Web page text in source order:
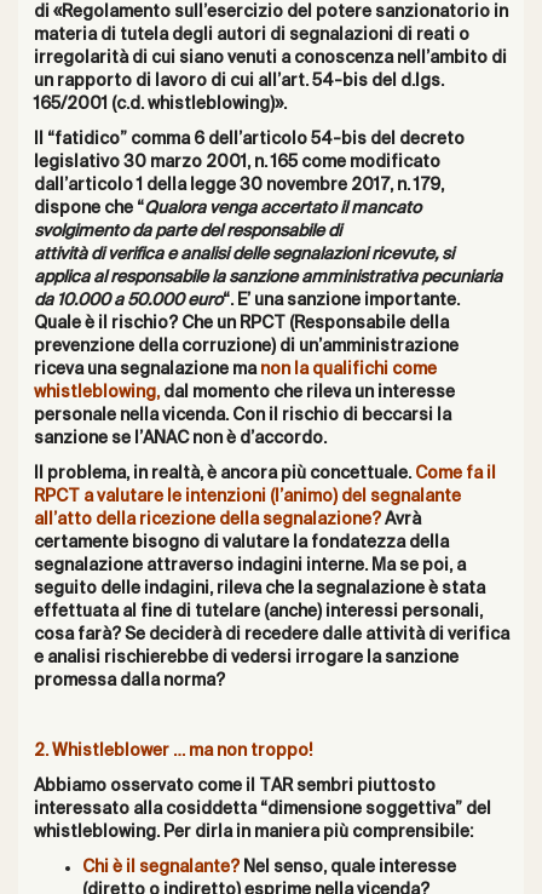
di «Regolamento sull’esercizio del potere sanzionatorio in
materia di tutela degli autori di segnalazioni di reati o
irregolarità di cui siano venuti a conoscenza nell’ambito di
un rapporto di lavoro di cui all’art. 54-bis del d.lgs.
165/2001 (c.d. whistleblowing)».
Il “fatidico” comma 6 dell’articolo 54-bis del decreto
legislativo 30 marzo 2001, n. 165 come modificato
dall’articolo 1 della legge 30 novembre 2017, n. 179,
dispone che “Qualora venga accertato il mancato
svolgimento da parte del responsabile di
attività di verifica e analisi delle segnalazioni ricevute, si
applica al responsabile la sanzione amministrativa pecuniaria
da 10.000 a 50.000 euro“. E’ una sanzione importante.
Quale è il rischio? Che un RPCT (Responsabile della
prevenzione della corruzione) di un’amministrazione
riceva una segnalazione ma non la qualifichi come
whistleblowing,dal momento che rileva un interesse
personale nella vicenda. Con il rischio di beccarsi la
sanzione se l’ANAC non è d’accordo.
Il problema, in realtà, è ancora più concettuale.Come fa il
RPCT a valutare le intenzioni (l’animo) del segnalante
all’atto della ricezione della segnalazione?Avrà
certamente bisogno di valutare la fondatezza della
segnalazione attraverso indagini interne. Ma se poi, a
seguito delle indagini, rileva che la segnalazione è stata
effettuata al fine di tutelare (anche) interessi personali,
cosa farà? Se deciderà di recedere dalle attività di verifica
e analisi rischierebbe di vedersi irrogare la sanzione
promessa dalla norma?
2. Whistleblower … ma non troppo!
Abbiamo osservato come il TAR sembri piuttosto
interessato alla cosiddetta “dimensione soggettiva” del
whistleblowing. Per dirla in maniera più comprensibile:
Chi è il segnalante?Nel senso, quale interesse
(diretto o indiretto) esprime nella vicenda?